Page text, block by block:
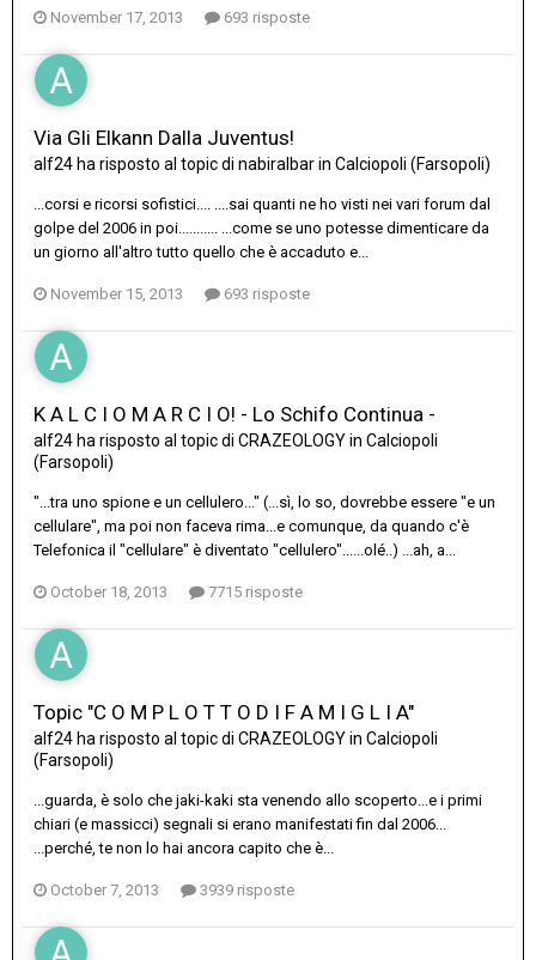
November 17, 2013 693 risposte
Via Gli Elkann Dalla Juventus!
alf24 ha risposto al topic di nabiralbarin Calciopoli (Farsopoli)
...corsi e ricorsi sofistici.... ....sai quanti ne ho visti nei vari forum dal
golpe del 2006 in poi........... ...come se uno potesse dimenticare da
un giorno all'altro tutto quello che è accaduto e...
November 15, 2013 693 risposte
K A L C I O M A R C I O! - Lo Schifo Continua -
alf24 ha risposto al topic di CRAZEOLOGYin Calciopoli
(Farsopoli)
"...tra uno spione e un cellulero..." (...sì, lo so, dovrebbe essere "e un
cellulare", ma poi non faceva rima...e comunque, da quando c'è
Telefonica il "cellulare" è diventato "cellulero"......olé..) ...ah, a...
October 18, 2013 7715 risposte
Topic "C O M P L O T T O D I F A M I G L I A"
alf24 ha risposto al topic di CRAZEOLOGYin Calciopoli
(Farsopoli)
...guarda, è solo che jaki-kaki sta venendo allo scoperto...e i primi
chiari (e massicci) segnali si erano manifestati fin dal 2006...
...perché, te non lo hai ancora capito che è...
October 7, 2013 3939 risposte